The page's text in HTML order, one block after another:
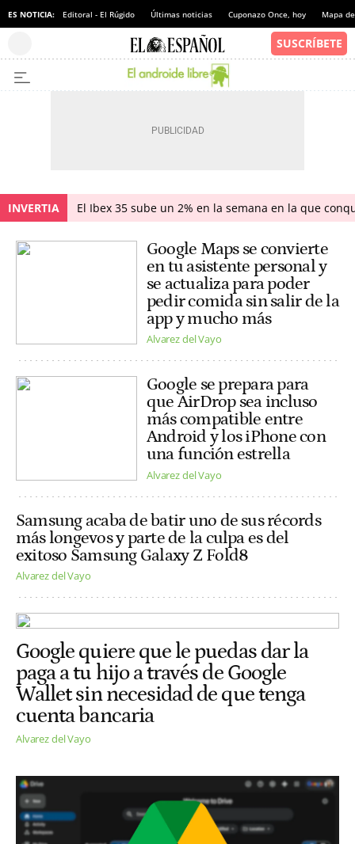
ES NOTICIA: Editoral - El Rúgido Últimas noticias Cuponazo Once, hoy Mapa
INVERTIA El Ibex 35 sube un 2% en la semana en la que
Google Maps se convierte
en tu asistente personal y
se actualiza para poder
pedir comida sin salir de la
app y mucho más
Alvarez del Vayo
Google se prepara para
que AirDrop sea incluso
más compatible entre
Android y los iPhone con
una función estrella
Alvarez del Vayo
Samsung acaba de batir uno de sus récords
más longevos y parte de la culpa es del
exitoso Samsung Galaxy Z Fold8
Alvarez del Vayo
Google quiere que le puedas dar la
paga a tu hijo a través de Google
Wallet sin necesidad de que tenga
cuenta bancaria
Alvarez del Vayo